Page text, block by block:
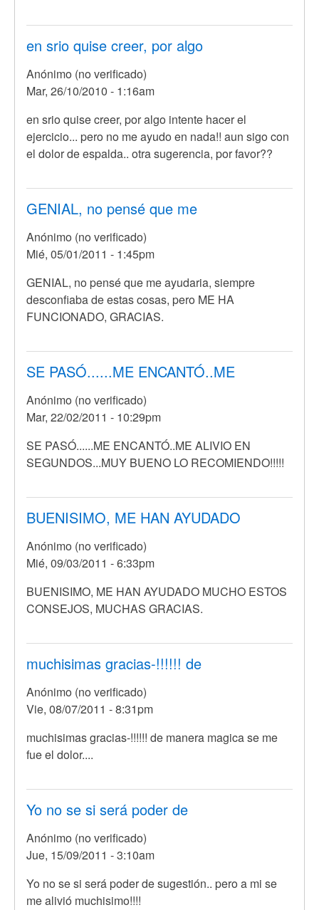
en srio quise creer, por algo
Anónimo (no verificado)
Mar, 26/10/2010 - 1:16am
en srio quise creer, por algo intente hacer el
ejercicio... pero no me ayudo en nada!! aun sigo con
el dolor de espalda.. otra sugerencia, por favor??
GENIAL, no pensé que me
Anónimo (no verificado)
Mié, 05/01/2011 - 1:45pm
GENIAL, no pensé que me ayudaria, siempre
desconfiaba de estas cosas, pero ME HA
FUNCIONADO, GRACIAS.
SE PASÓ......ME ENCANTÓ..ME
Anónimo (no verificado)
Mar, 22/02/2011 - 10:29pm
SE PASÓ......ME ENCANTÓ..ME ALIVIO EN
SEGUNDOS...MUY BUENO LO RECOMIENDO!!!!!
BUENISIMO, ME HAN AYUDADO
Anónimo (no verificado)
Mié, 09/03/2011 - 6:33pm
En
respuesta
SE
PASÓ......ME
por
Anónimo
verificado)
BUENISIMO, ME HAN AYUDADO MUCHO ESTOS
CONSEJOS, MUCHAS GRACIAS.
muchisimas gracias-!!!!!! de
Anónimo (no verificado)
Vie, 08/07/2011 - 8:31pm
muchisimas gracias-!!!!!! de manera magica se me
fue el dolor....
Yo no se si será poder de
Anónimo (no verificado)
Jue, 15/09/2011 - 3:10am
Yo no se si será poder de sugestión.. pero a mi se
me alivió muchisimo!!!!